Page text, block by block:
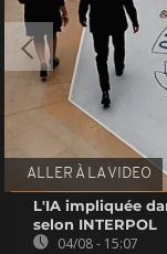
ALLER À LA VIDEO
L'IA impliquée
selon INTERPOL
04/08 - 15:07